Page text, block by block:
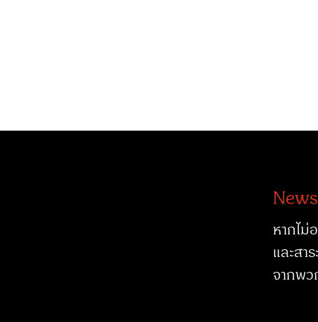
หากไม่
และสา
จากพว